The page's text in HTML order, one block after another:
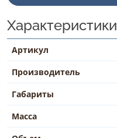
Характеристики
Артикул
Производитель
Габариты
Масса